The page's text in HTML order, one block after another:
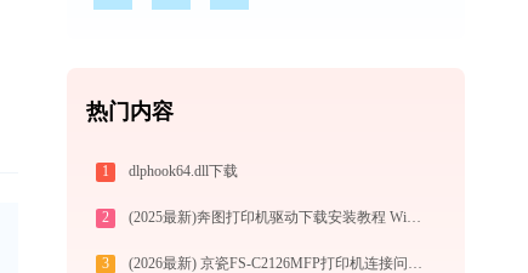
热门内容
1 dlphook64.dll下载
2 (2025最新)奔图打印机驱动下载安装教程 Win10/Win11兼容
3 (2026最新) 京瓷FS-C2126MFP打印机连接问题？解决方法 -金山毒霸